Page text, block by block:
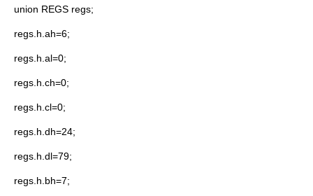
union REGS regs;
regs.h.ah=6;
regs.h.al=0;
regs.h.ch=0;
regs.h.cl=0;
regs.h.dh=24;
regs.h.dl=79;
regs.h.bh=7;